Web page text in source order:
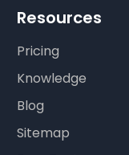
Resources
Pricing
Knowledge
Blog
Sitemap